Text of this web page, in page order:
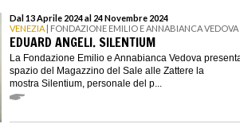
Dal 13 Aprile 2024 al 24 Novembre 2024
VENEZIA | FONDAZIONE EMILIO E ANNABIANCA VEDOVA
EDUARD ANGELI. SILENTIUM
La Fondazione Emilio e Annabianca Vedova
spazio del Magazzino del Sale alle Zattere la
mostra Silentium, personale del p...